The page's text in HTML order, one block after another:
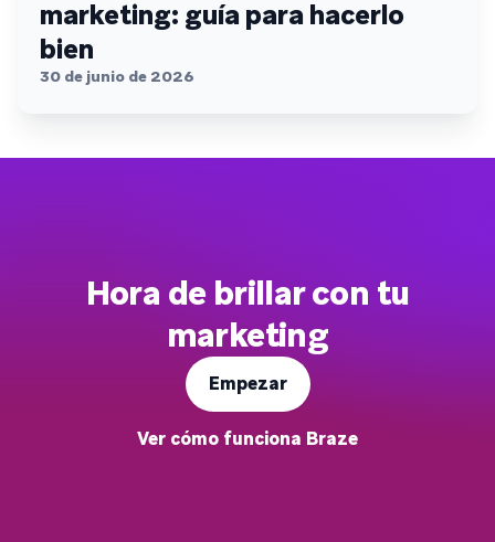
marketing: guía para hacerlo
bien
30 de junio de 2026
Hora de brillar con tu
marketing
Empezar
Ver cómo funciona Braze